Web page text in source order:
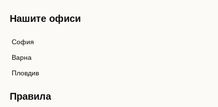
Нашите офиси
София
Варна
Пловдив
Правила